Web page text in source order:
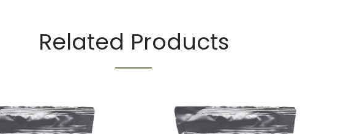
Related Products